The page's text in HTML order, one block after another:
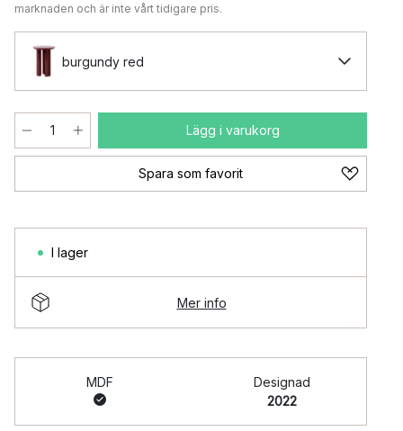
marknaden och är inte vårt tidigare pris.
burgundy red
Lägg i varukorg
Spara som favorit
I lager
Mer info
MDF
Designad
2022